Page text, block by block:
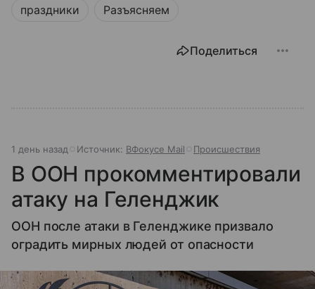
праздники Разъясняем
Поделиться
1 день назад Источник: ВФокусе Mail Происшествия
В ООН прокомментировали
атаку на Геленджик
ООН после атаки в Геленджике призвало
оградить мирных людей от опасности